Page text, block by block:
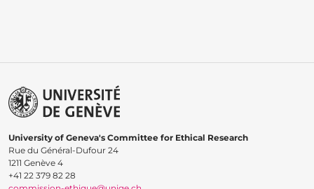
University of Geneva's Committee for Ethical Research
Rue du Général-Dufour 24
1211 Genève 4
+41 22 379 82 28